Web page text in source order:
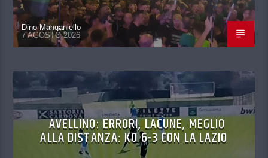
Dino Manganiello
7 AGOSTO 2026
AVELLINO: ERRORI, LACUNE, MEGLIO
ALLA DISTANZA: KO 6-3 CON LA LAZIO